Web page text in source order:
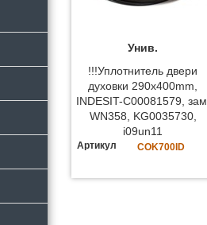
Унив.
!!!Уплотнитель двери
духовки 290x400mm,
INDESIT-C00081579, зам.
WN358, KG0035730,
i09un11
Артикул COK700ID